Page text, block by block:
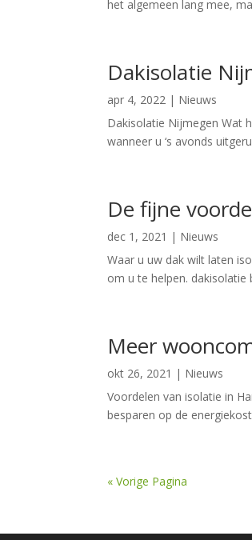
het algemeen lang mee,
Dakisolatie
apr 4, 2022 | Nieuws
Dakisolatie Nijmegen Wat
wanneer u ‘s avonds
De fijne
dec 1, 2021 | Nieuws
Waar u uw dak wilt laten
om u te helpen. dakisolatie
Meer
okt 26, 2021 | Nieuws
Voordelen van isolatie in
besparen op de
« Vorige Pagina